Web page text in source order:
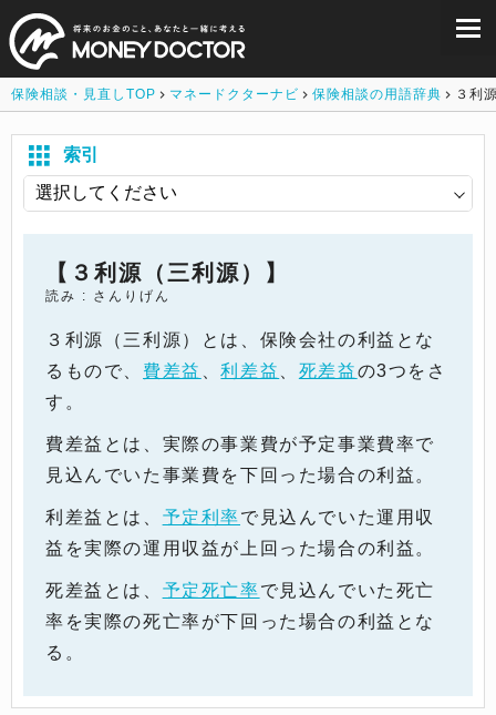
保険相談・見直しTOP マネードクターナビ 保険相談の用語辞典 ３利
索引
【３利源（三利源）】
読み : さんりげん
３利源（三利源）とは、保険会社の利益とな
るもので、 費差益 、利差益 死差益の3つをさ
す。
費差益とは、実際の事業費が予定事業費率で
見込んでいた事業費を下回った場合の利益。
利差益とは、 予定利率で見込んでいた運用収
益を実際の運用収益が上回った場合の利益。
死差益とは、 予定死亡率で見込んでいた死亡
率を実際の死亡率が下回った場合の利益とな
る。